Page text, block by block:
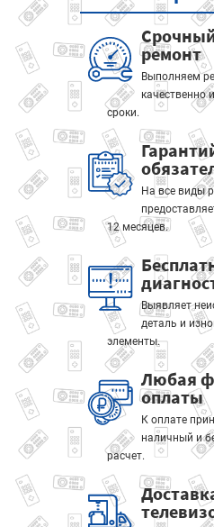
Срочный
ремонт
Выполняем
качественно
сроки.
На все виды
12 месяцев.
Выявляет
деталь и
элементы.
Любая
оплаты
К оплате
наличный и
расчет.